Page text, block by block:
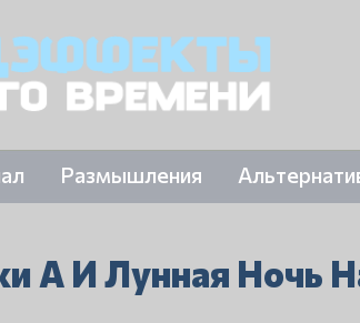
Размышления
А И Лунная Ночь